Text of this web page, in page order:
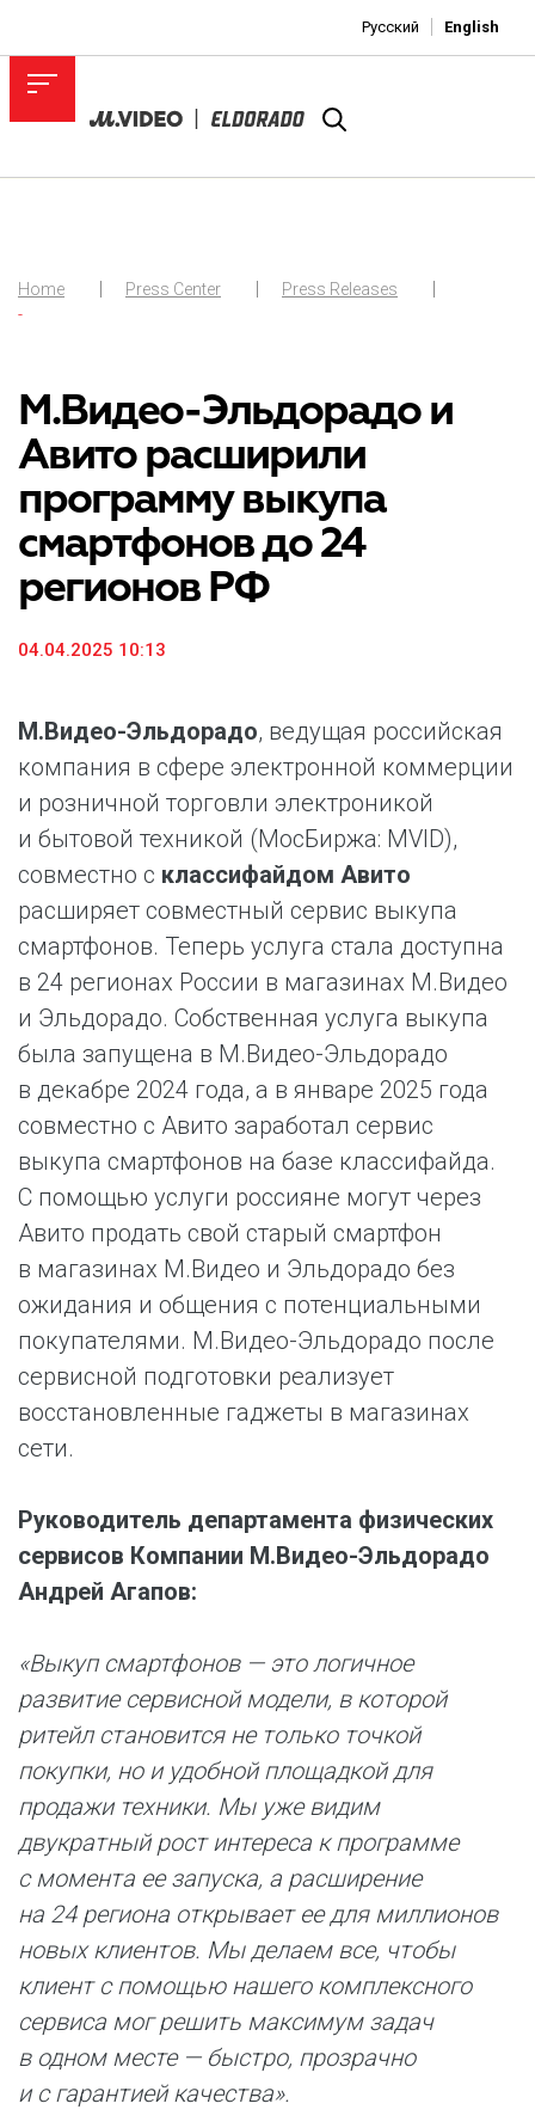
Русский English
Home Press Center
Press Releases
-
М.Видео-Эльдорадо и
Авито расширили
программу выкупа
смартфонов до 24
регионов РФ
04.04.2025 10:13
М.Видео-Эльдорадо, ведущая российская
компания в сфере электронной коммерции
и розничной торговли электроникой
и бытовой техникой (МосБиржа: MVID),
совместно с классифайдом Авито
расширяет совместный сервис выкупа
смартфонов. Теперь услуга стала доступна
в 24 регионах России в магазинах М.Видео
и Эльдорадо. Собственная услуга выкупа
была запущена в М.Видео-Эльдорадо
в декабре 2024 года, а в январе 2025 года
совместно с Авито заработал сервис
выкупа смартфонов на базе классифайда.
С помощью услуги россияне могут через
Авито продать свой старый смартфон
в магазинах М.Видео и Эльдорадо без
ожидания и общения с потенциальными
покупателями. М.Видео-Эльдорадо после
сервисной подготовки реализует
восстановленные гаджеты в магазинах
сети.
Руководитель департамента физических
сервисов Компании М.Видео-Эльдорадо
Андрей Агапов:
«Выкуп смартфонов — это логичное
развитие сервисной модели, в которой
ритейл становится не только точкой
покупки, но и удобной площадкой для
продажи техники. Мы уже видим
двукратный рост интереса к программе
с момента ее запуска, а расширение
на 24 региона открывает ее для миллионов
новых клиентов. Мы делаем все, чтобы
клиент с помощью нашего комплексного
сервиса мог решить максимум задач
в одном месте — быстро, прозрачно
и с гарантией качества».